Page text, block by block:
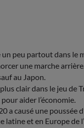
peu partout dans le
une marche
au Japon.
clair dans le jeu de
aider l’économie.
a causé une
et en Europe